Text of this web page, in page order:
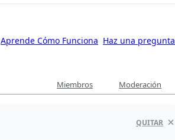
Aprende Cómo Funciona Haz una pregunta
Miembros Moderación
QUITAR